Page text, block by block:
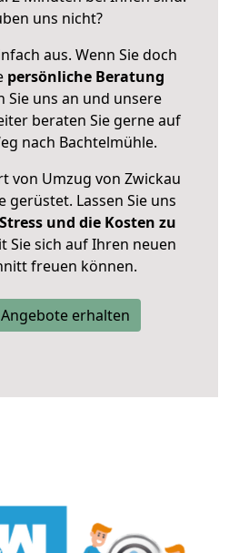
uns nicht?
aus. Wenn Sie doch
persönliche Beratung
Sie uns an und unsere
beraten Sie gerne auf
nach Bachtelmühle.
von Umzug von Zwickau
gerüstet. Lassen Sie uns
und die Kosten zu
Sie sich auf Ihren neuen
freuen können.
erhalten